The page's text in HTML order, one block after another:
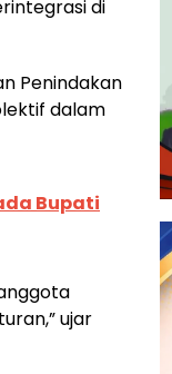
di
Penindakan
dalam
Bupati
ujar